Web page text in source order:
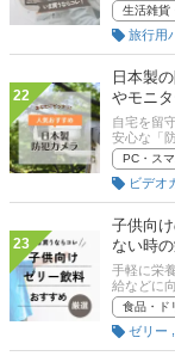
先のコイ
プ、旅行
の場で手
方にぜひ
濯機不要
の記事で
ワークマ
も厳選し
生活雑貨
22
日本製
やモニ
自宅を留
安心な「
や方法、
の防犯カ
新人気ラ
ェックし
PC・ス
ビデオ
23
子供向
ない時
手軽に栄
給などに
にもおす
を紹介し
あります
食品・ド
ゼリー